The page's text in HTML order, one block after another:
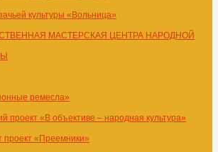
культуры «Вольница»
МАСТЕРСКАЯ ЦЕНТРА НАРОДНОЙ
ремесла»
проект «В объективе – народная культура»
проект «Преемники»